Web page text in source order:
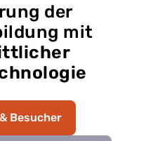
der
mit
Besucher